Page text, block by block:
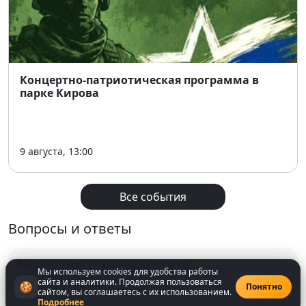
Концертно-патриотическая программа в
парке Кирова
9 августа, 13:00
Все события
Вопросы и ответы
Вопросы могут задавать только
зарегистрированнныепользователи
🍪
Мы используем cookies для удобства работы
сайта и аналитики. Продолжая пользоваться
сайтом, вы соглашаетесь с их использованием.
Подробнее
Понятно